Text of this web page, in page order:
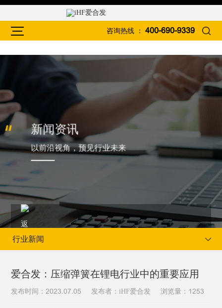
咨询热线 ： 400-690-9339
新闻资讯
以前沿视角，预见行业未来
当前位置：首页 新闻资讯 行业新闻
行业新闻
爱合发：压缩弹簧在锂电行业中的重要应用
发布时间：2023.07.05 发布者：iHF爱合发 浏览量： 1253